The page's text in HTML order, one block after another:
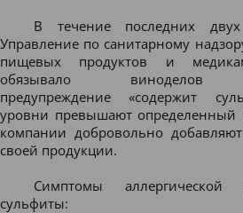
В течение последних двух
Управление по санитарному
пищевых продуктов и
обязывало виноделов
предупреждение «содержит
уровни превышают определенный
компании добровольно
своей продукции.
Симптомы
сульфиты: